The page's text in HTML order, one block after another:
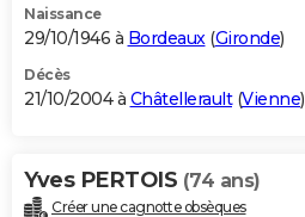
Naissance
29/10/1946 à Bordeaux(Gironde)
Décès
21/10/2004 à Châtellerault(Vienne)
Yves PERTOIS (74 ans)
Créer une cagnotte obsèques